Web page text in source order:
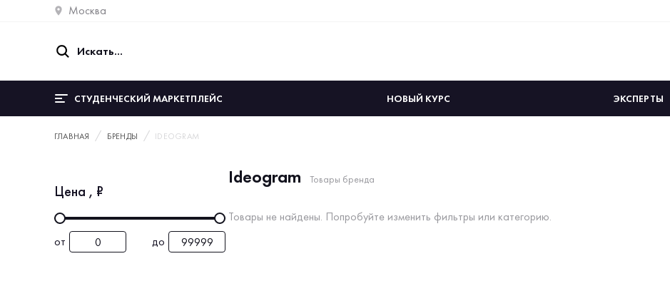
Москва
СТУДЕНЧЕСКИЙ МАРКЕТПЛЕЙС НОВЫЙ КУРС ЭКСПЕРТЫ
ГЛАВНАЯ БРЕНДЫ IDEOGRAM
Цена , ₽
от до
Ideogram Товары бренда
Товары не найдены. Попробуйте изменить фильтры или категорию.